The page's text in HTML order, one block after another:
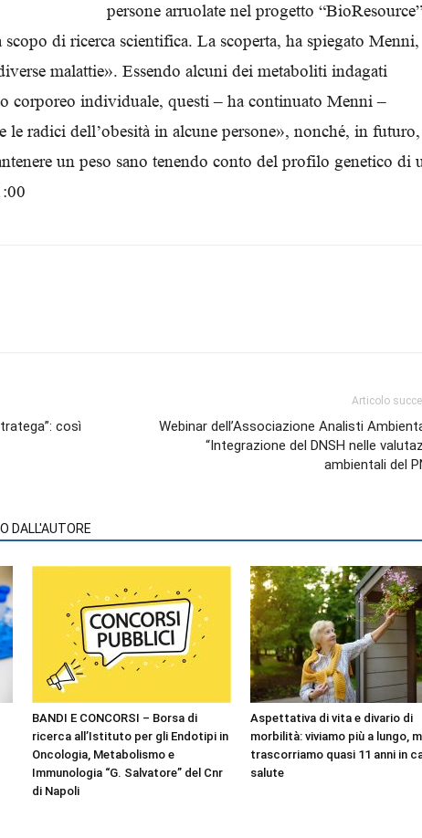
Biologi
persone arruolate nel progetto
scopo di ricerca scientifica. La scoperta, ha spiegato Menni,
malattie». Essendo alcuni dei metaboliti indagati
corporeo individuale, questi – ha continuato Menni –
le radici dell’obesità in alcune persone», nonché, in
un peso sano tenendo conto del profilo genetico di
così
Articolo
Webinar dell’Associazione Analisti
“Integrazione del DNSH nelle
ambientali del
DALL'AUTORE
BANDI E CONCORSI – Borsa di
ricerca all’Istituto per gli Endotipi in
Oncologia, Metabolismo e
Immunologia “G. Salvatore” del Cnr
di Napoli
Aspettativa di vita e divario di
morbilità: viviamo più a lungo,
trascorriamo quasi 11 anni in
salute